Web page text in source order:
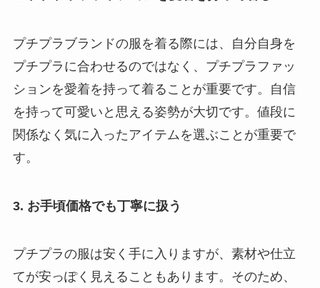
プチプラブランドの服を着る際には、自分自身を
プチプラに合わせるのではなく、プチプラファッ
ションを愛着を持って着ることが重要です。自信
を持って可愛いと思える姿勢が大切です。値段に
関係なく気に入ったアイテムを選ぶことが重要で
す。
3. お手頃価格でも丁寧に扱う
プチプラの服は安く手に入りますが、素材や仕立
てが安っぽく見えることもあります。そのため、